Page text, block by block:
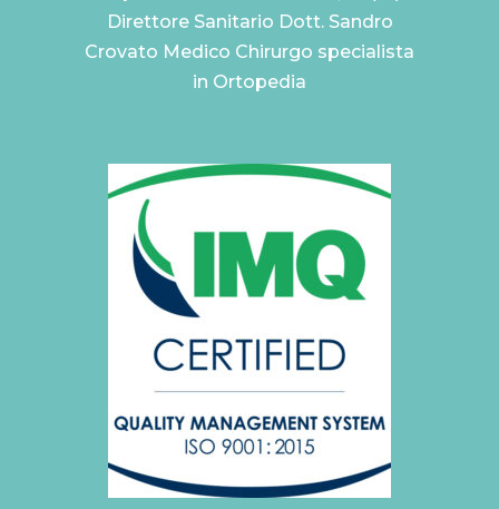
Direttore Sanitario Dott. Sandro
Crovato Medico Chirurgo specialista
in Ortopedia